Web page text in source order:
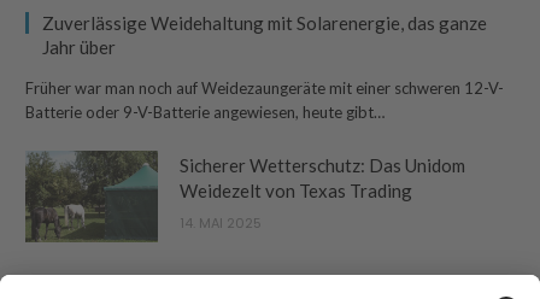
Zuverlässige Weidehaltung mit Solarenergie, das ganze
Jahr über
Früher war man noch auf Weidezaungeräte mit einer schweren 12-V-
Batterie oder 9-V-Batterie angewiesen, heute gibt…
Sicherer Wetterschutz: Das Unidom
Weidezelt von Texas Trading
14. MAI 2025